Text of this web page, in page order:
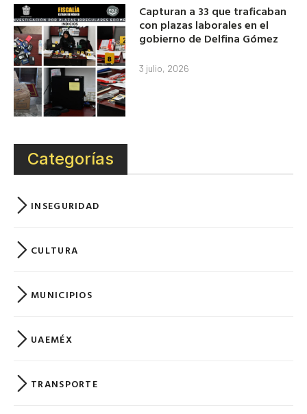
Capturan a 33 que traficaban
con plazas laborales en el
gobierno de Delfina Gómez
3 julio, 2026
Categorías
INSEGURIDAD
CULTURA
MUNICIPIOS
UAEMÉX
TRANSPORTE